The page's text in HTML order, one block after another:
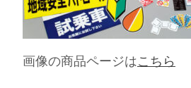
画像の商品ページはこちら